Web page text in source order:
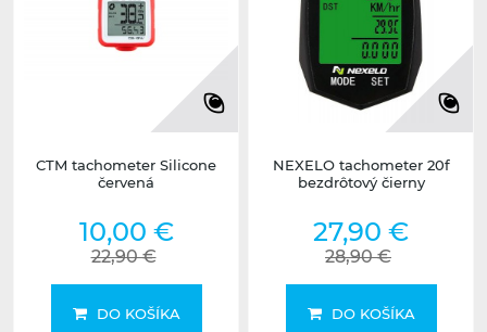
CTM tachometer Silicone
červená
10,00 €
22,90 €
DO KOŠÍKA
NEXELO tachometer 20f
bezdrôtový čierny
27,90 €
28,90 €
DO KOŠÍKA